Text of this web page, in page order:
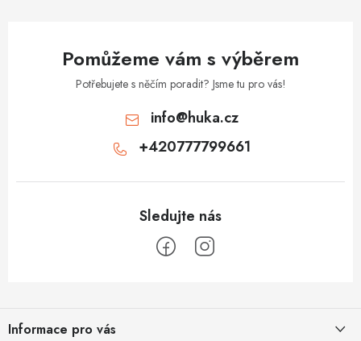
Pomůžeme vám s výběrem
Potřebujete s něčím poradit? Jsme tu pro vás!
info@huka.cz
+420777799661
Informace pro vás